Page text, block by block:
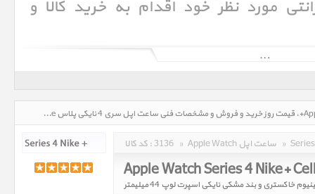
مورد نظر خود اقدام به خرید کالا و
نوری و هم الکتریکی می باشد و قابلیت های جدیدی را برای کاربرا فراهم می کند. اپل واچ سری ۴ بهینه سازی شده است به این معنا
قطعات ،ساعت جدید قدرتمند تر و باریک تر شده است و عمر باطری آن به
۱۸ساعت ارتقا یافته است. اپل در اپل واچ 4 از چیپ جدید S4 استفاده کرده است که سرعت و قدرت آن 2 برابر اپل واچ 3 می باشد،
می باشد.
ساعت اپل سری 4 نایکی پلاس Apple Watch Series 4 Nike+، قیمت روز خرید و فروش و مشخصات فنی ساعت اپل سری 4 نایکی پلاس Apple Watch Series 4 Nike+ در تاریخ : 1405/05/17 - ساعت : 23:50
کد کالا : 3136 » Apple Watch ساعت اپل »